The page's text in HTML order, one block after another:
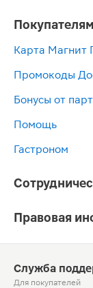
Покупателям
Карта Магнит
Промокоды
Бонусы от
Помощь
Гастроном
Правовая
Служба
Для покупателей